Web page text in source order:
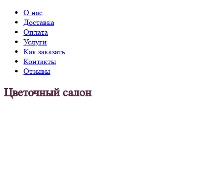
О нас
Доставка
Оплата
Услуги
Как заказать
Контакты
Отзывы
Цветочный салон